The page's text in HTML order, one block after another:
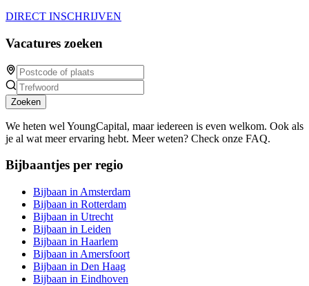
DIRECT INSCHRIJVEN
Vacatures zoeken
Zoeken
We heten wel YoungCapital, maar iedereen is even welkom. Ook als
je al wat meer ervaring hebt. Meer weten? Check onze FAQ.
Bijbaantjes per regio
Bijbaan in Amsterdam
Bijbaan in Rotterdam
Bijbaan in Utrecht
Bijbaan in Leiden
Bijbaan in Haarlem
Bijbaan in Amersfoort
Bijbaan in Den Haag
Bijbaan in Eindhoven